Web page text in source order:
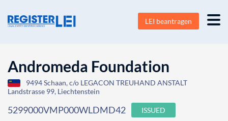
LEI beantragen
Andromeda Foundation
9494 Schaan, c/o LEGACON TREUHAND ANSTALT
Landstrasse 99, Liechtenstein
5299000VMP000WLDMD42 ISSUED